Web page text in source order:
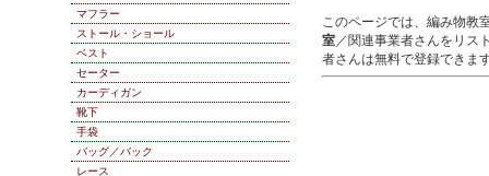
このページでは、編み物教
室／関連事業者さんをリス
者さんは無料で登録できま
マフラー
ストール・ショール
ベスト
セーター
カーディガン
靴下
手袋
バッグ／バック
レース